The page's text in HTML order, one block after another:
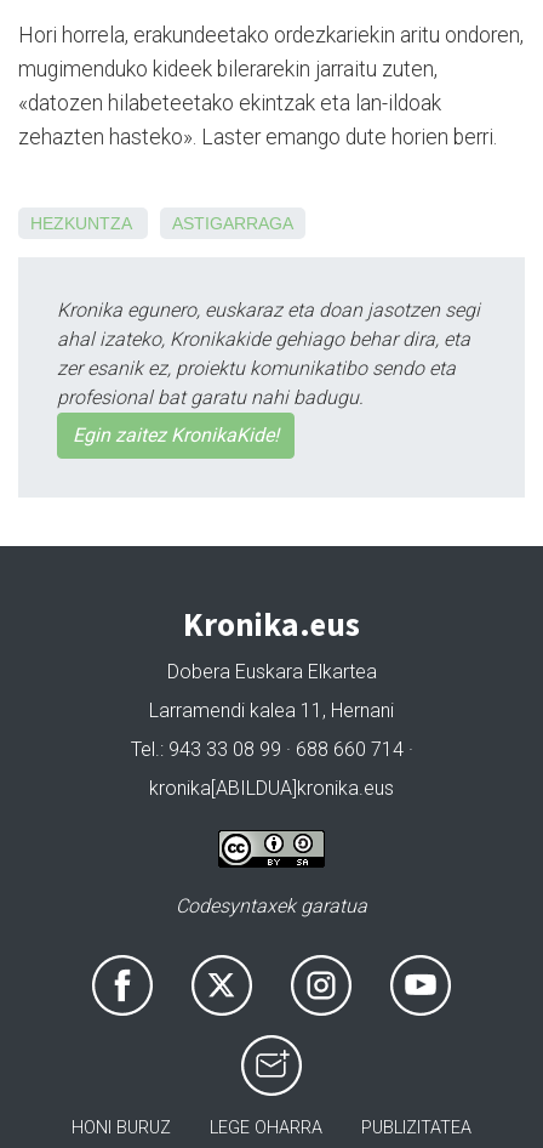
Hori horrela, erakundeetako ordezkariekin aritu ondoren,
mugimenduko kideek bilerarekin jarraitu zuten,
«datozen hilabeteetako ekintzak eta lan-ildoak
zehazten hasteko». Laster emango dute horien berri.
HEZKUNTZA ASTIGARRAGA
Kronika egunero, euskaraz eta doan jasotzen segi
ahal izateko, Kronikakide gehiago behar dira, eta
zer esanik ez, proiektu komunikatibo sendo eta
profesional bat garatu nahi badugu.
Egin zaitez KronikaKide!
Kronika.eus
Dobera Euskara Elkartea
Larramendi kalea 11, Hernani
Tel.: 943 33 08 99 · 688 660 714 ·
kronika[ABILDUA]kronika.eus
Codesyntaxek garatua
HONI BURUZ LEGE OHARRA PUBLIZITATEA